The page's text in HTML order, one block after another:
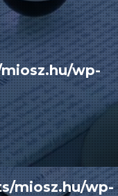
wp-
miosz.hu/wp-